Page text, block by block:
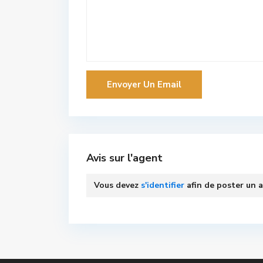
Avis sur l'agent
Vous devez s'identifier afin de poster un